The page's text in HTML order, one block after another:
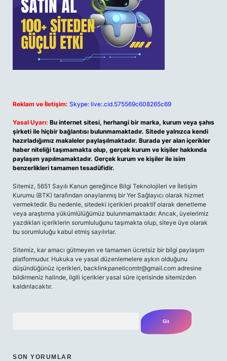
Reklam ve İletişim: Skype: live:.cid.575569c608265c69
Yasal Uyarı: Bu internet sitesi, herhangi bir marka, kurum veya şahıs
şirketi ile hiçbir bağlantısı bulunmamaktadır. Sitede yalnızca kendi
hazırladığımız makaleler paylaşılmaktadır. Burada yer alan içerikler
haber niteliği taşımamakta olup, gerçek kurum ve kişiler hakkında
paylaşım yapılmamaktadır. Gerçek kurum ve kişiler ile isim
benzerlikleri tamamen tesadüfidir.
Sitemiz, 5651 Sayılı Kanun gereğince Bilgi Teknolojileri ve İletişim
Kurumu (BTK) tarafından onaylanmış bir Yer Sağlayıcı olarak hizmet
vermektedir. Bu nedenle, sitedeki içerikleri proaktif olarak denetleme
veya araştırma yükümlülüğümüz bulunmamaktadır. Ancak, üyelerimiz
yazdıkları içeriklerin sorumluluğunu taşımakta olup, siteye üye olarak
bu sorumluluğu kabul etmiş sayılırlar.
Sitemiz, kar amacı gütmeyen ve tamamen ücretsiz bir bilgi paylaşım
platformudur. Hukuka ve yasal düzenlemelere aykırı olduğunu
düşündüğünüz içerikleri, backlinkpanelicomtr@gmail.com adresine
bildirmeniz halinde, ilgili içerikler yasal süre içerisinde sitemizden
kaldırılacaktır.
SON YORUMLAR